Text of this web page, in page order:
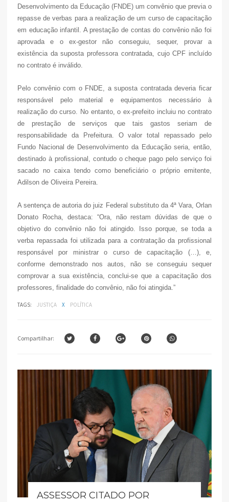
Desenvolvimento da Educação (FNDE) um convênio que previa o
repasse de verbas para a realização de um curso de capacitação
em educação infantil. A prestação de contas do convênio não foi
aprovada e o ex-gestor não conseguiu, sequer, provar a
existência da suposta professora contratada, cujo CPF incluído
no contrato é inválido.
Pelo convênio com o FNDE, a suposta contratada deveria ficar
responsável pelo material e equipamentos necessário à
realização do curso. No entanto, o ex-prefeito incluiu no contrato
de prestação de serviços que tais gastos seriam de
responsabilidade da Prefeitura. O valor total repassado pelo
Fundo Nacional de Desenvolvimento da Educação seria, então,
destinado à profissional, contudo o cheque pago pelo serviço foi
sacado no caixa tendo como beneficiário o próprio emitente,
Adilson de Oliveira Pereira.
A sentença de autoria do juiz Federal substituto da 4ª Vara, Orlan
Donato Rocha, destaca: “Ora, não restam dúvidas de que o
objetivo do convênio não foi atingido. Isso porque, se toda a
verba repassada foi utilizada para a contratação da profissional
responsável por ministrar o curso de capacitação (…), e,
conforme demonstrado nos autos, não se conseguiu sequer
comprovar a sua existência, conclui-se que a capacitação dos
professores, finalidade do convênio, não foi atingida.”
TAGS: JUSTIÇA X POLÍTICA
Compartilhar:
ASSESSOR CITADO POR